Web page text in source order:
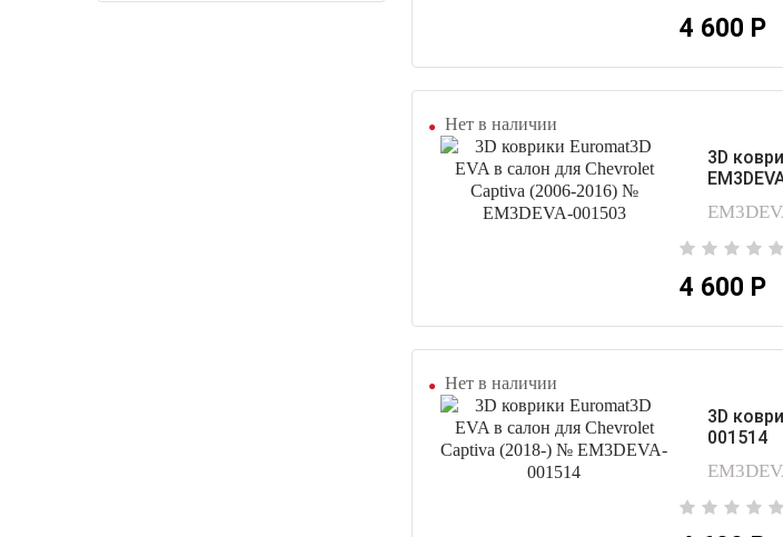
4 600 Р
Нет в наличии
3D
4 600 Р
Нет в наличии
3D
001514